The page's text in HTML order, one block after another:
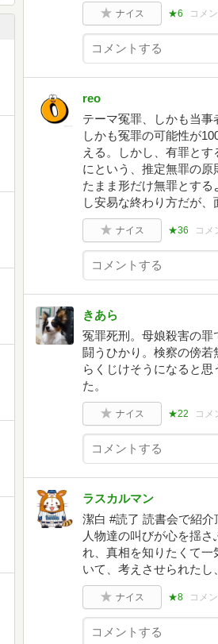
ナイス ★6 コメ
reo
テーマ冤罪、しかも当事
しかも冤罪の可能性が
える。しかし、有罪と
にという、推定無罪の
たまま形だけ無罪とす
し安易な終わり方だが、
ナイス ★36 コメ
きあら
冤罪死刑。母娘殺害の罪
闘うひかり。検察の傍
らくじけそうになると
た。
ナイス ★22 コメ
ラスカルマン
潔白 #読了 読書会で紹
人物達の叫びが心を揺
れ、真相を知りたくて
いて、考えさせられた
ナイス ★8 コメ